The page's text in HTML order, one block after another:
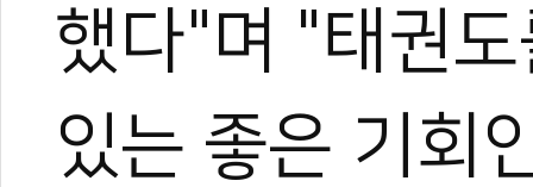
했다"며 "태권
있는 좋은 기회